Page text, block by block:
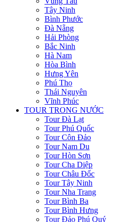
Tây Ninh
Bình Phước
Đà Nẵng
Hải Phòng
Bắc Ninh
Hà Nam
Hòa Bình
Hưng Yên
Phú Thọ
Thái Nguyên
Vĩnh Phúc
TOUR TRONG NƯỚC
Tour Đà Lạt
Tour Phú Quốc
Tour Côn Đảo
Tour Nam Du
Tour Hòn Sơn
Tour Cha Diệp
Tour Châu Đốc
Tour Tây Ninh
Tour Nha Trang
Tour Bình Ba
Tour Bình Hưng
Tour Đảo Phú Quý